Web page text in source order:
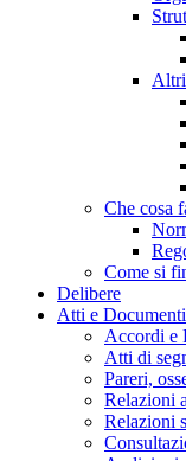
Che cosa
Come si
Delibere
Atti e Documenti
Accordi e
Atti di
Pareri,
Relazioni
Relazioni